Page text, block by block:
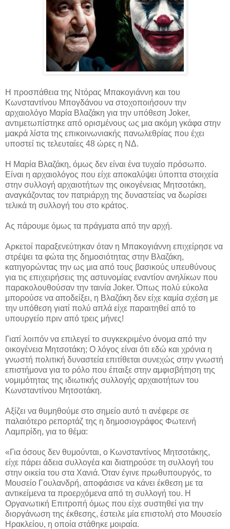
Η προσπάθεια της Ντόρας Μπακογιάννη και του
Κωνσταντίνου Μπογδάνου να στοχοποιήσουν την
αρχαιολόγο Μαρία Βλαζάκη για την υπόθεση Joker,
αντιμετωπίστηκε από ορισμένους ως μια ακόμη γκάφα στην
μακρά λίστα της επικοινωνιακής πανωλεθρίας που έχει
υποστεί τις τελευταίες 48 ώρες η ΝΔ.
Η Μαρία Βλαζάκη, όμως δεν είναι ένα τυχαίο πρόσωπο.
Είναι η αρχαιολόγος που είχε αποκαλύψει ύποπτα στοιχεία
στην συλλογή αρχαιοτήτων της οικογένειας Μητσοτάκη,
αναγκάζοντας τον πατριάρχη της δυναστείας να δωρίσει
τελικά τη συλλογή του στο κράτος.
Ας πάρουμε όμως τα πράγματα από την αρχή.
Αρκετοί παραξενεύτηκαν όταν η Μπακογιάννη επιχείρησε να
στρέψει τα φώτα της δημοσιότητας στην Βλαζάκη,
κατηγορώντας την ως μια από τους βασικούς υπευθύνους
για τις επιχειρήσεις της αστυνομίας εναντίον ανηλίκων που
παρακολουθούσαν την ταινία Joker. Όπως πολύ εύκολα
μπορούσε να αποδείξει, η Βλαζάκη δεν είχε καμία σχέση με
την υπόθεση γιατί πολύ απλά είχε παραιτηθεί από το
υπουργείο πριν από τρεις μήνες!
Γιατί λοιπόν να επιλεγεί το συγκεκριμένο όνομα από την
οικογένεια Μητσοτάκη; Ο λόγος είναι ότι εδώ και χρόνια η
γνωστή πολιτική δυναστεία επιτίθεται συνεχώς στην γνωστή
επιστήμονα για το ρόλο που έπαιξε στην αμφισβήτηση της
νομιμότητας της ιδιωτικής συλλογής αρχαιοτήτων του
Κωνσταντίνου Μητσοτάκη.
Αξίζει να θυμηθούμε στο σημείο αυτό τι ανέφερε σε
παλαιότερο ρεπορτάζ της η δημοσιογράφος Φωτεινή
Λαμπρίδη, για το θέμα:
«Για όσους δεν θυμούνται, ο Κωνσταντίνος Μητσοτάκης,
είχε πάρει άδεια συλλογέα και διατηρούσε τη συλλογή του
στην οικεία του στα Χανιά. Όταν έγινε πρωθυπουργός, το
Μουσείο Γουλανδρή, αποφάσισε να κάνει έκθεση με τα
αντικείμενα τα προερχόμενα από τη συλλογή του. Η
Οργανωτική Επιτροπή όμως που είχε συστηθεί για την
διοργάνωση της έκθεσης, έστειλε μία επιστολή στο Μουσείο
Ηρακλείου, η οποία στάθηκε μοιραία.